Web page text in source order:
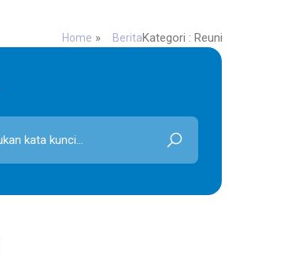
Home » BeritaKategori : Reuni